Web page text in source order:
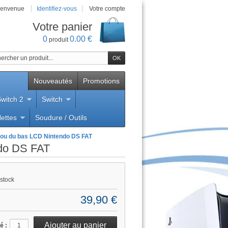
Identifiez-vous Votre compte
Votre panier
0 produit0.00 €
Promotions
Nouveautés
2 Switch
Soudure / Outils
du bas LCD Nintendo DS FAT
DS FAT
39,90 €
: